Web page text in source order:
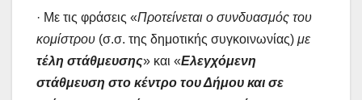
· Με τις φράσεις «Προτείνεται ο συνδυασμός του
κομίστρου (σ.σ. της δημοτικής συγκοινωνίας) με
τέλη στάθμευσης» και «Ελεγχόμενη
στάθμευση στο κέντρο του Δήμου και σε